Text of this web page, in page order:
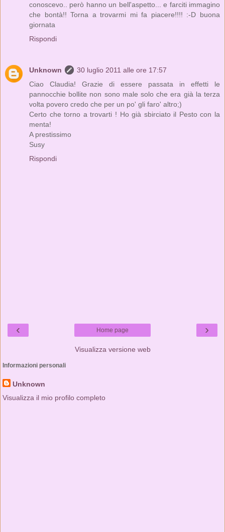
conoscevo.. però hanno un bell'aspetto... e farciti immagino
che bontà!! Torna a trovarmi mi fa piacere!!!! :-D buona
giornata
Rispondi
Unknown
30 luglio 2011 alle ore 17:57
Ciao Claudia! Grazie di essere passata in effetti le
pannocchie bollite non sono male solo che era già la terza
volta povero credo che per un po' gli faro' altro;)
Certo che torno a trovarti ! Ho già sbirciato il Pesto con la
menta!
A prestissimo
Susy
Rispondi
‹ ›
Home page
Visualizza versione web
Informazioni personali
Unknown
Visualizza il mio profilo completo